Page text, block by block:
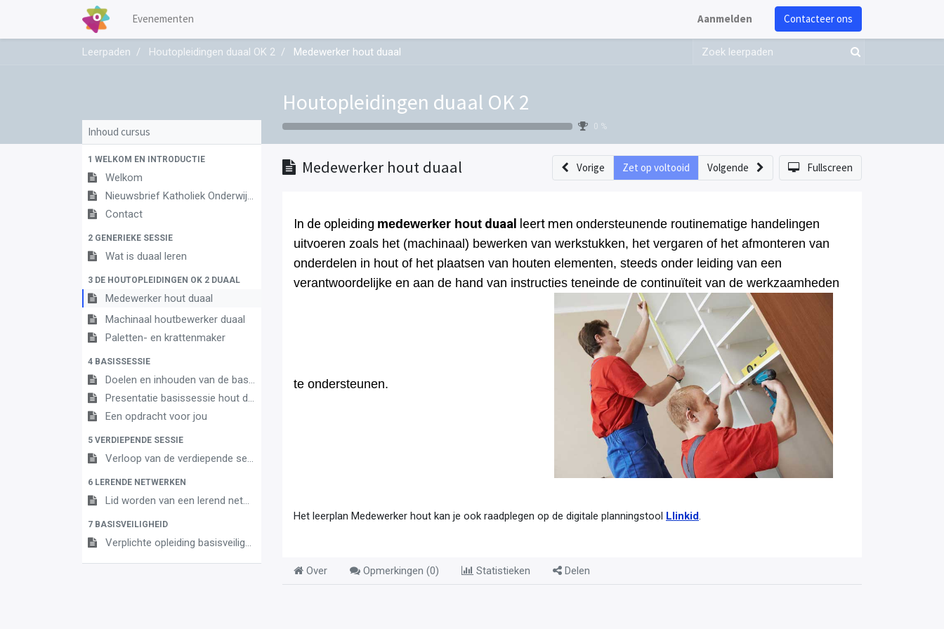
Evenementen Aanmelden Contacteer ons
Leerpaden Houtopleidingen duaal OK 2 Medewerker hout duaal
Houtopleidingen duaal OK 2
0 %
Inhoud cursus
1 WELKOM EN INTRODUCTIE
Welkom
Nieuwsbrief Katholiek Onderwijs Vlaanderen
Contact
2 GENERIEKE SESSIE
Wat is duaal leren
3 DE HOUTOPLEIDINGEN OK 2 DUAAL
Medewerker hout duaal
Machinaal houtbewerker duaal
Paletten- en krattenmaker
4 BASISSESSIE
Doelen en inhouden van de basissessie
Presentatie basissessie hout duaal OK 2
Een opdracht voor jou
5 VERDIEPENDE SESSIE
Verloop van de verdiepende sessie
6 LERENDE NETWERKEN
Lid worden van een lerend netwerk - hout duaal
7 BASISVEILIGHEID
Verplichte opleiding basisveiligheid
Medewerker hout duaal Vorige Zet op voltooid Volgende Fullscreen
In de opleiding medewerker hout duaal leert men ondersteunende routinematige handelingen
uitvoeren zoals het (machinaal) bewerken van werkstukken, het vergaren of het afmonteren van
onderdelen in hout of het plaatsen van houten elementen, steeds onder leiding van een
verantwoordelijke en aan de hand van instructies teneinde de continuïteit van de werkzaamheden
te ondersteunen.
Het leerplan Medewerker hout kan je ook raadplegen op de digitale planningstool Llinkid.
Over Opmerkingen (0) Statistieken Delen